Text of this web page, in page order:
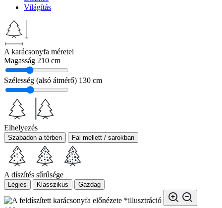
Világítás
A karácsonyfa méretei
Magasság 210 cm
Szélesség (alsó átmérő) 130 cm
Elhelyezés
Szabadon a térben Fal mellett / sarokban
A díszítés sűrűsége
Légies Klasszikus Gazdag
*illusztráció